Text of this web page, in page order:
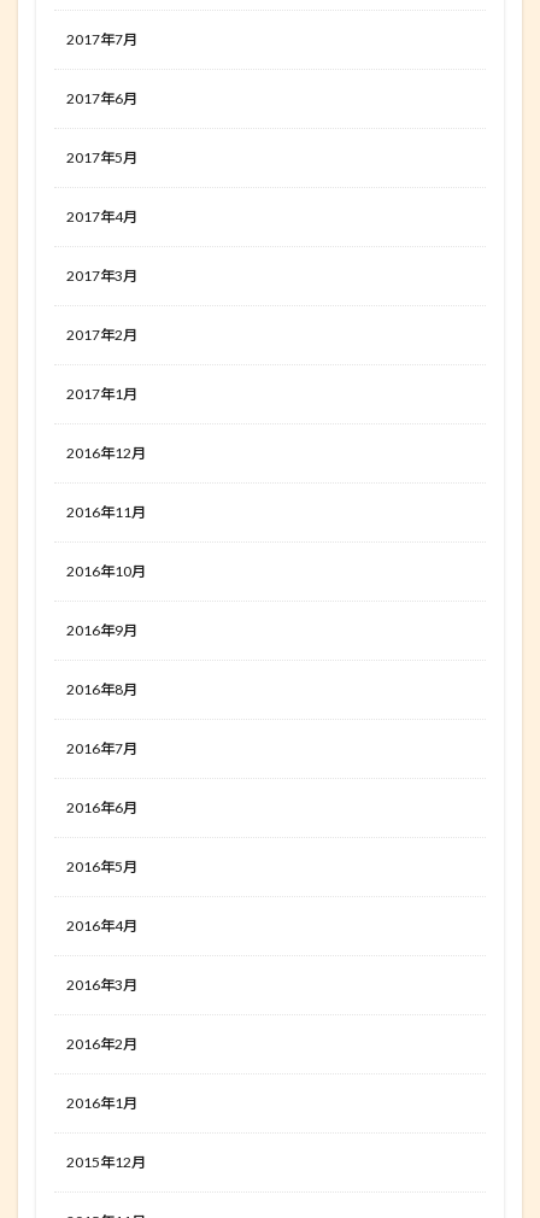
2017年7月
2017年6月
2017年5月
2017年4月
2017年3月
2017年2月
2017年1月
2016年12月
2016年11月
2016年10月
2016年9月
2016年8月
2016年7月
2016年6月
2016年5月
2016年4月
2016年3月
2016年2月
2016年1月
2015年12月